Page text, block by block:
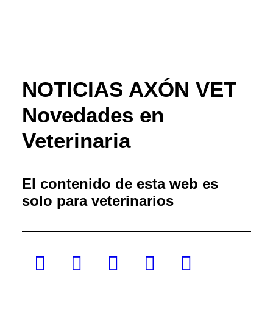
NOTICIAS AXÓN VET
Novedades en
Veterinaria
El contenido de esta web es
solo para veterinarios